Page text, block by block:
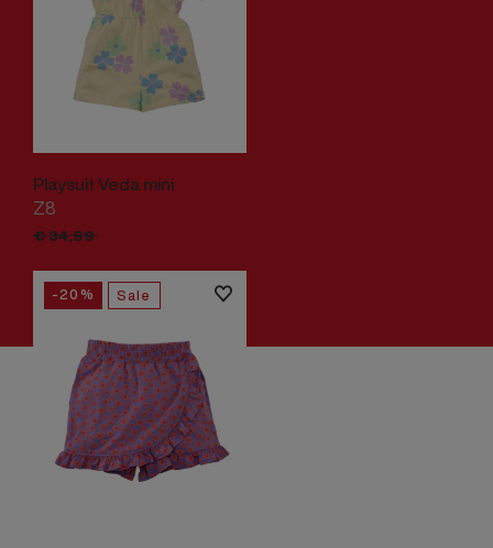
Playsuit Veda mini
Z8
€34,99
-20% Sale